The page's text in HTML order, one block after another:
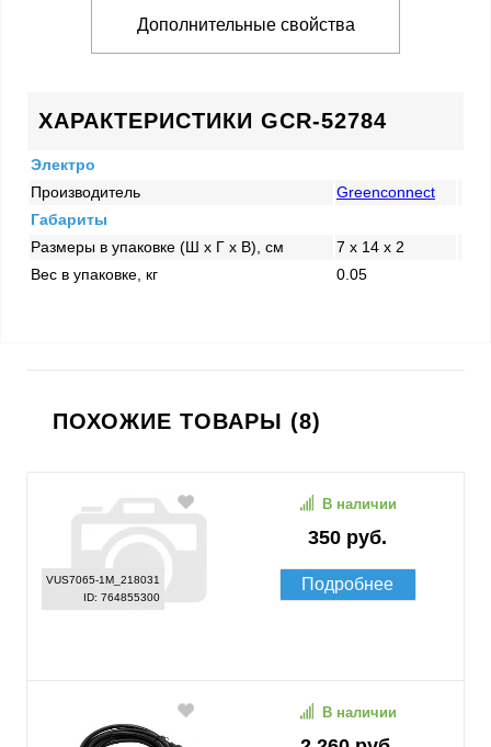
Дополнительные свойства
ХАРАКТЕРИСТИКИ GCR-52784
Электро
Производитель
Greenconnect
Габариты
Размеры в упаковке (Ш x Г x В), см
7 x 14 x 2
Вес в упаковке, кг
0.05
ПОХОЖИЕ ТОВАРЫ (8)
VUS7065-1M_218031
ID: 764855300
350 руб.
В наличии
Подробнее
В наличии